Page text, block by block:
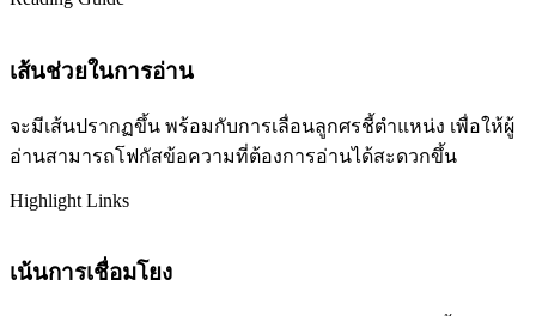
เส้นช่วยในการอ่าน
จะมีเส้นปรากฏขึ้น พร้อมกับการเลื่อนลูกศรชี้ตำแหน่ง เพื่อให้ผู้
อ่านสามารถโฟกัสข้อความที่ต้องการอ่านได้สะดวกขึ้น
Highlight Links
เน้นการเชื่อมโยง